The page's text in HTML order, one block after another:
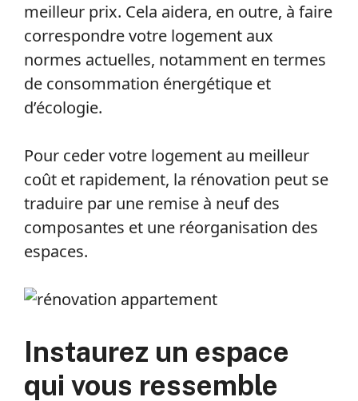
meilleur prix. Cela aidera, en outre, à faire
correspondre votre logement aux
normes actuelles, notamment en termes
de consommation énergétique et
d’écologie.
Pour ceder votre logement au meilleur
coût et rapidement, la rénovation peut se
traduire par une remise à neuf des
composantes et une réorganisation des
espaces.
Instaurez un espace
qui vous ressemble